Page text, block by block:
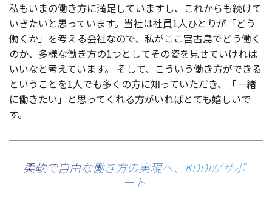
私もいまの働き方に満足していますし、これからも続けて
いきたいと思っています。 当社は社員1人ひとりが「どう
働くか」を考える会社なので、私がここ宮古島でどう働く
のか、 多様な働き方の1つとしてその姿を見せていければ
いいなと考えています。
そして、こういう働き方ができる
ということを1人でも多くの方に知っていただき、「一緒
に働きたい」と思ってくれる方がいればとても嬉しいで
す。
柔軟で自由な働き方の実現へ、KDDIがサポ
ート